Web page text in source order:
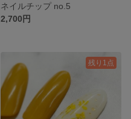
ネイルチップ no.5
2,700円
残り1点